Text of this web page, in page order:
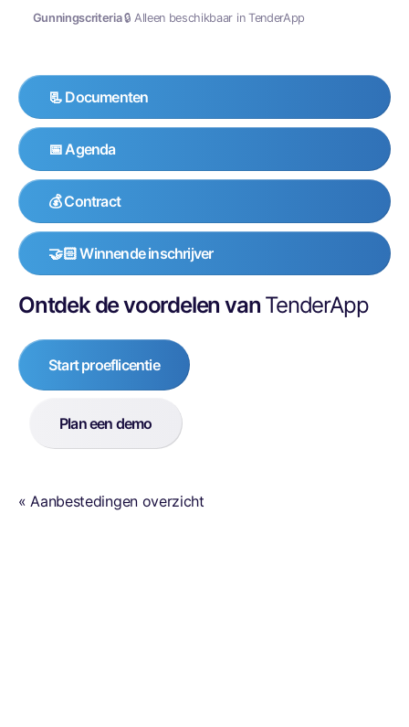
Gunningscriteria🔒 Alleen beschikbaar in TenderApp
📃 Documenten
📅 Agenda
💰 Contract
🤝🏻 Winnende inschrijver
Ontdek de voordelen van TenderApp
Start proeflicentie
Plan een demo
« Aanbestedingen overzicht